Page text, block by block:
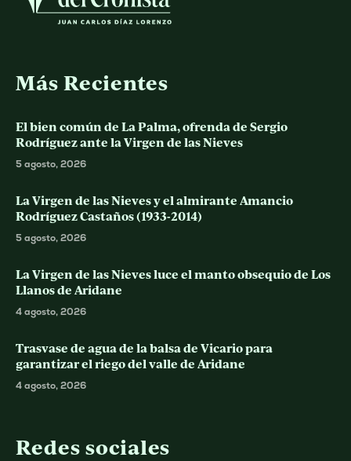
Más Recientes
El bien común de La Palma, ofrenda de Sergio
Rodríguez ante la Virgen de las Nieves
5 agosto, 2026
La Virgen de las Nieves y el almirante Amancio
Rodríguez Castaños (1933-2014)
5 agosto, 2026
La Virgen de las Nieves luce el manto obsequio de Los
Llanos de Aridane
4 agosto, 2026
Trasvase de agua de la balsa de Vicario para
garantizar el riego del valle de Aridane
4 agosto, 2026
Redes sociales